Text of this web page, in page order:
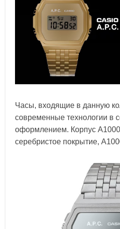
Часы, входящие в данную
современные технологии в
оформлением. Корпус
серебристое покрытие,